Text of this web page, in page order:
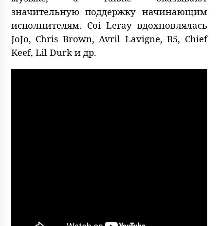
значительную поддержку начинающим
исполнителям. Coi Leray вдохновлялась
JoJo, Chris Brown, Avril Lavigne, B5, Chief
Keef, Lil Durk и др.